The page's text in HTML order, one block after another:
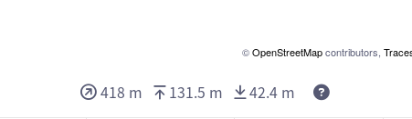
©OpenStreetMapcontributors,
418 m 131.5 m 42.4 m